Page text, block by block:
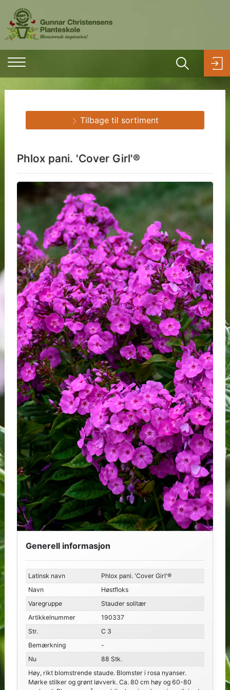
Phlox pani. 'Cover Girl'®
Generell informasjon
Latinsk navn
Phlox pani. 'Cover Girl'®
Navn
Høstfloks
Varegruppe
Stauder solitær
Artikkelnummer
190337
Str.
C 3
Bemærkning
-
Nu
88 Stk.
Høy, rikt blomstrende staude. Blomster i rosa nyanser.
Mørke stilker og grønt løvverk. Ca. 80 cm høy og 60-80
Tilbage til sortiment